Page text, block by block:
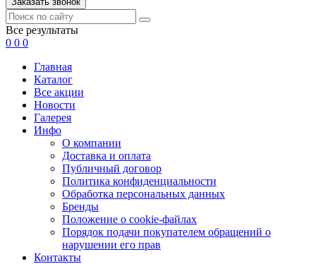
Все результаты
0 0 0
Главная
Каталог
Все акции
Новости
Галерея
Инфо
О компании
Доставка и оплата
Публичный договор
Политика конфиденциальности
Обработка персональных данных
Бренды
Положение о cookie-файлах
Порядок подачи покупателем обращений о
нарушении его прав
Контакты